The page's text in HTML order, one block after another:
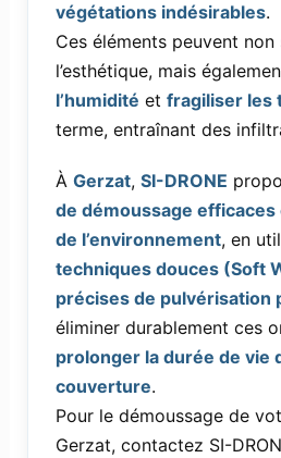
végétations indésirables.
Ces éléments peuvent non
l’esthétique, mais
l’humidité et fragiliser les
terme, entraînant des
À Gerzat, SI-DRONE
de démoussage
de l’environnement, en
techniques douces (Soft
précises de pulvérisation
éliminer durablement ces
prolonger la durée de vie
couverture.
Pour le démoussage de
Gerzat, contactez SI-